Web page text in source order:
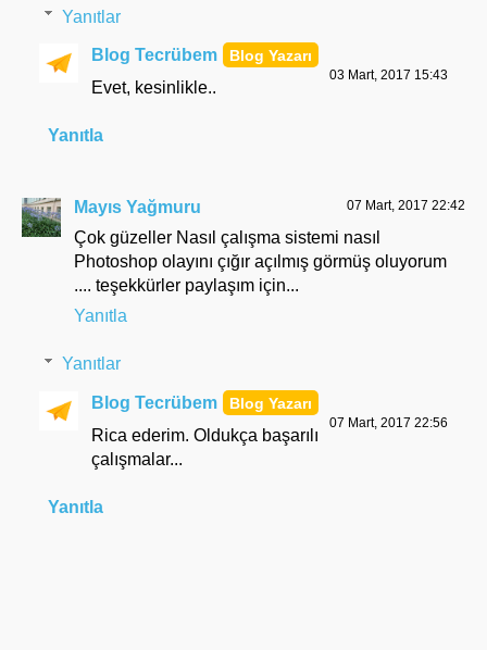
Yanıtlar
Blog Tecrübem
03 Mart, 2017 15:43
Evet, kesinlikle..
Yanıtla
Mayıs Yağmuru 07 Mart, 2017 22:42
Çok güzeller Nasıl çalışma sistemi nasıl
Photoshop olayını çığır açılmış görmüş oluyorum
.... teşekkürler paylaşım için...
Yanıtla
Yanıtlar
Blog Tecrübem
07 Mart, 2017 22:56
Rica ederim. Oldukça başarılı
çalışmalar...
Yanıtla